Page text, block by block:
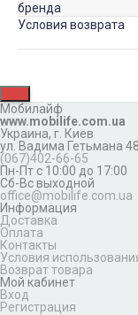
бренда
Условия возврата
Мобилайф
www.mobilife.com.ua
Украина, г. Киев
ул. Вадима Гетьмана
(067)402-66-65
Пн-Пт с 10:00 до 17:00
Сб-Вс выходной
office@mobilife.com.ua
Информация
Доставка
Оплата
Контакты
Условия
Возврат товара
Мой кабинет
Вход
Регистрация